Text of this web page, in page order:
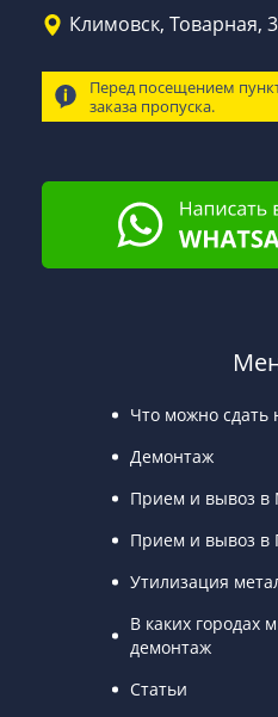
Климовск, Товарная,
Перед посещением
заказа пропуска.
Что можно сдать
Демонтаж
Прием и вывоз
Прием и вывоз в
Утилизация
В каких городах
демонтаж
Статьи